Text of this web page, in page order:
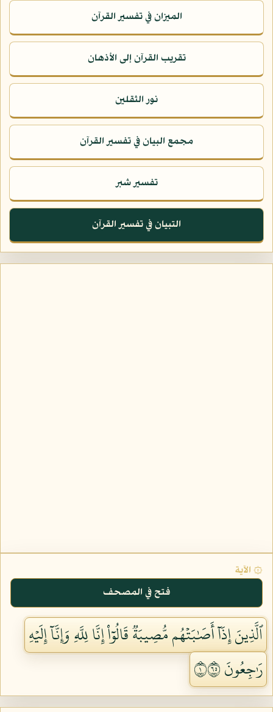
الميزان في تفسير القرآن
تقريب القرآن إلى الأذهان
نور الثقلين
مجمع البيان في تفسير القرآن
تفسير شبر
التبيان في تفسير القرآن
۞ الآية
فتح في المصحف
ٱلَّذِينَ إِذَآ أَصَٰبَتۡهُم مُّصِيبَةٞ قَالُوٓاْ إِنَّا لِلَّهِ وَإِنَّآ إِلَيۡهِ
رَٰجِعُونَ ١٥٦